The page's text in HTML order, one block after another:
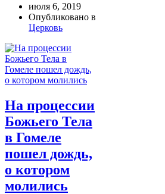
июля 6, 2019
Опубликовано в
Церковь
На процессии
Божьего Тела
в Гомеле
пошел дождь,
о котором
молились